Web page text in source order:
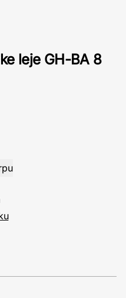
leje GH-BA 8